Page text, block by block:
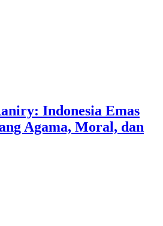
Indonesia Emas
Agama, Moral, dan